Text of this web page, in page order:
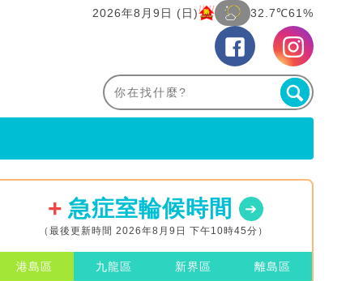
2026年8月9日 (日) 32.7℃61%
急症室輪候時間
（最後更新時間 2026年8月9日 下午10時45分）
港島區 九龍區 新界區 離島區